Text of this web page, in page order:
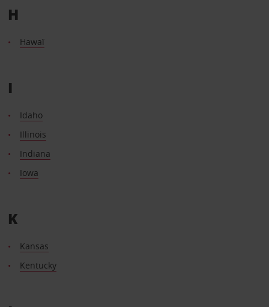
H
Hawaï
I
Idaho
Illinois
Indiana
Iowa
K
Kansas
Kentucky